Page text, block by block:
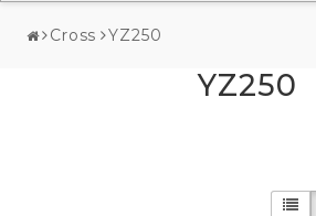
Cross YZ250
YZ250